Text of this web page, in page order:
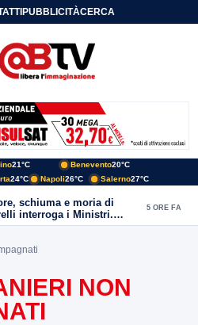
PUBBLICITÀCERCA
21°C Benevento20°C
24°C Napoli26°C Salerno27°C
schiuma e moria di
interroga i Ministri.
paga l’assenza del
5 ORE FA
NON